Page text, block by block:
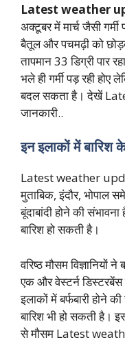
Latest weather
अक्टूबर में मार्च जैसी
बैतूल और पचमढ़ी को
तापमान 33 डिग्री पार
भले ही गर्मी पड़ रही
बदल सकता है। देखें
जानकारी..
इन इलाकों में बारिश
Latest weather
मुताबिक, इंदौर, भोपाल
बूंदाबांदी होने की
बारिश हो सकती है।
वरिष्ठ मौसम विज्ञानियों
एक और वेस्टर्न
इलाकों में बर्फबारी होने
बारिश भी हो सकती है।
से मौसम Latest